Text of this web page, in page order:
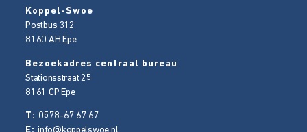
Koppel-Swoe
Postbus 312
8160 AH Epe
Bezoekadres centraal bureau
Stationsstraat 25
8161 CP Epe
T: 0578-67 67 67